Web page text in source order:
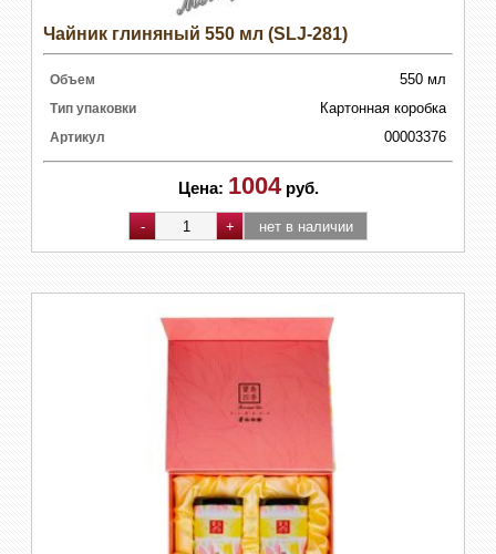
Чайник глиняный 550 мл (SLJ-281)
Объем 550 мл
Тип упаковки Картонная коробка
Артикул 00003376
Цена: 1004 руб.